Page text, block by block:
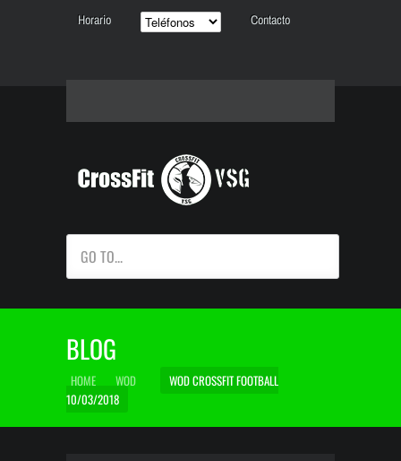
Horario Contacto
GO TO...
BLOG
HOME WOD
WOD CROSSFIT FOOTBALL
10/03/2018